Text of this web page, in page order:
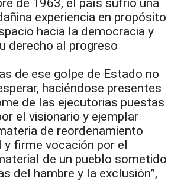
de 1963, el país sufrió una
experiencia en propósito
hacia la democracia y
derecho al progreso
de ese golpe de Estado no
haciéndose presentes
de las ejecutorias puestas
el visionario y ejemplar
de reordenamiento
firme vocación por el
de un pueblo sometido
del hambre y la exclusión”,